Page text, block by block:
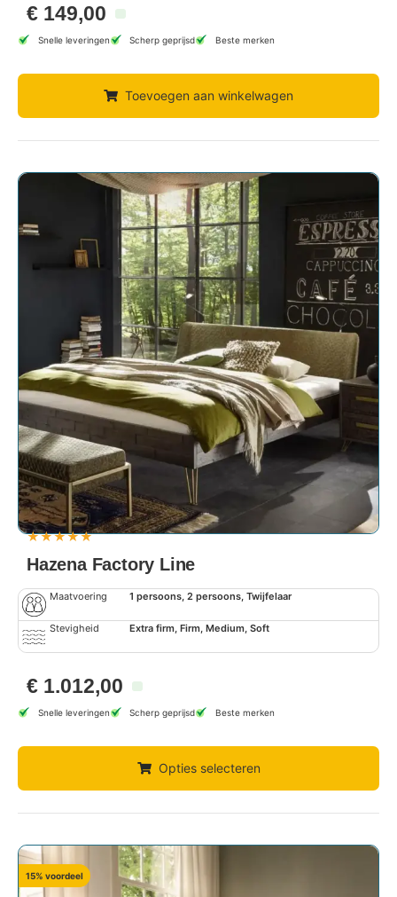
€ 149,00
Snelle leveringen Scherp geprijsd Beste merken
Toevoegen aan winkelwagen
★★★★★
Hazena Factory Line
Maatvoering 1 persoons, 2 persoons, Twijfelaar
Stevigheid Extra firm, Firm, Medium, Soft
€ 1.012,00
Snelle leveringen Scherp geprijsd Beste merken
Opties selecteren
15% voordeel